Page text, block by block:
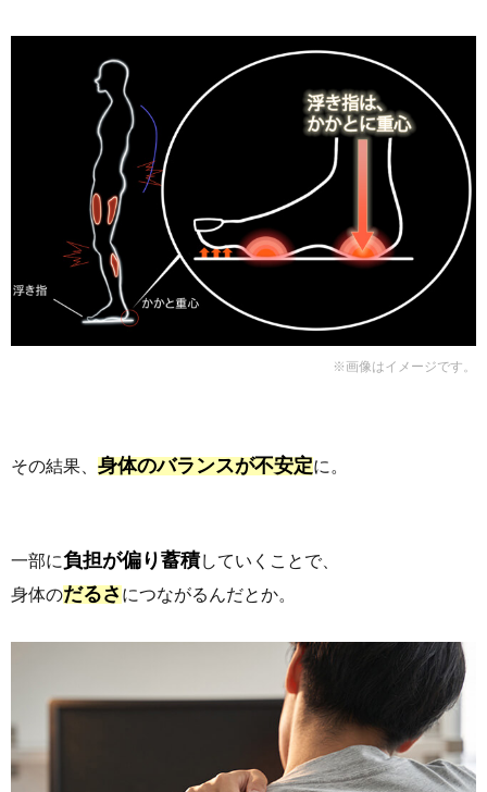
※画像はイメージです。
その結果、 身体のバランスが不安定に。
一部に負担が偏り蓄積していくことで、
身体のだるさ につながるんだとか。